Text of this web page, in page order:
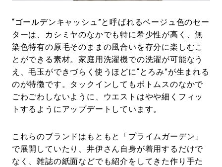
“ゴールデンキャッシュ”と呼ばれるベージュ色のセー
ターは、カシミヤのなかでも特に希少性が高く、無
染色特有の原毛そのままの風合いを存分に楽しむこ
とができる素材。家庭用洗濯機での洗濯が可能なう
え、毛玉ができづらく使うほどに“とろみ”が生まれる
のが特徴です。タックインしてもボトムスのなかで
ごわごわしないように、ウエストはやや細くフィッ
トするようにアップデートしています。
これらのブランドはもともと「プライムガーデン」
で展開していたり、井伊さん自身が着用するだけで
なく、雑誌の紙面などでも紹介をしてきた作り手た